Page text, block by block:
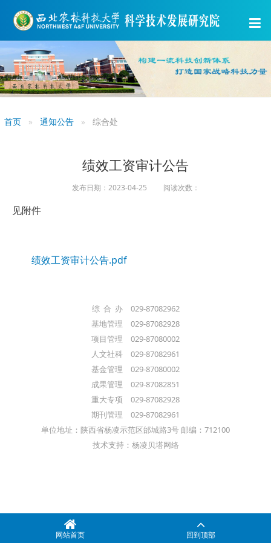
首页 通知公告 综合处
绩效工资审计公告
发布日期：2023-04-25 阅读次数：
见附件
绩效工资审计公告.pdf
综 合 办 029-87082962
基地管理 029-87082928
项目管理 029-87080002
人文社科 029-87082961
基金管理 029-87080002
成果管理 029-87082851
重大专项 029-87082928
期刊管理 029-87082961
单位地址：陕西省杨凌示范区邰城路3号 邮编：712100
技术支持：杨凌贝塔网络
网站首页 回到顶部